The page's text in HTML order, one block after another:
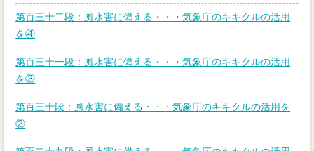
第百三十二段：風水害に備える・・・気象庁のキキクルの活用
を④
第百三十一段：風水害に備える・・・気象庁のキキクルの活用
を③
第百三十段：風水害に備える・・・気象庁のキキクルの活用を
②